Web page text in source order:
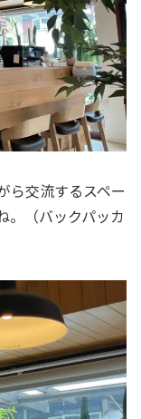
ら交流するスペー
。（バックパッカ